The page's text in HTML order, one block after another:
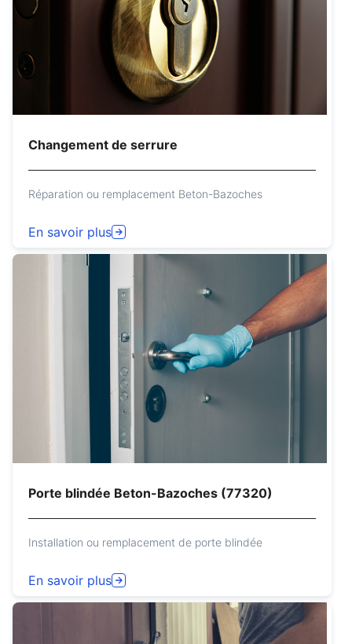
Changement de serrure
Réparation ou remplacement Beton-Bazoches
En savoir plus
Porte blindée Beton-Bazoches (77320)
Installation ou remplacement de porte blindée
En savoir plus